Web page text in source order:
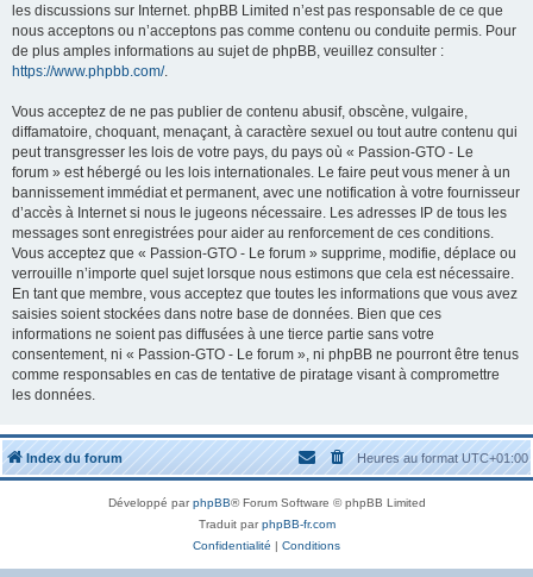
les discussions sur Internet. phpBB Limited n’est pas responsable de ce que
nous acceptons ou n’acceptons pas comme contenu ou conduite permis. Pour
de plus amples informations au sujet de phpBB, veuillez consulter :
https://www.phpbb.com/.
Vous acceptez de ne pas publier de contenu abusif, obscène, vulgaire,
diffamatoire, choquant, menaçant, à caractère sexuel ou tout autre contenu qui
peut transgresser les lois de votre pays, du pays où « Passion-GTO - Le
forum » est hébergé ou les lois internationales. Le faire peut vous mener à un
bannissement immédiat et permanent, avec une notification à votre fournisseur
d’accès à Internet si nous le jugeons nécessaire. Les adresses IP de tous les
messages sont enregistrées pour aider au renforcement de ces conditions.
Vous acceptez que « Passion-GTO - Le forum » supprime, modifie, déplace ou
verrouille n’importe quel sujet lorsque nous estimons que cela est nécessaire.
En tant que membre, vous acceptez que toutes les informations que vous avez
saisies soient stockées dans notre base de données. Bien que ces
informations ne soient pas diffusées à une tierce partie sans votre
consentement, ni « Passion-GTO - Le forum », ni phpBB ne pourront être tenus
comme responsables en cas de tentative de piratage visant à compromettre
les données.
Index du forum Heures au formatUTC+01:00
Développé parphpBB® Forum Software © phpBB Limited
Traduit parphpBB-fr.com
Confidentialité | Conditions